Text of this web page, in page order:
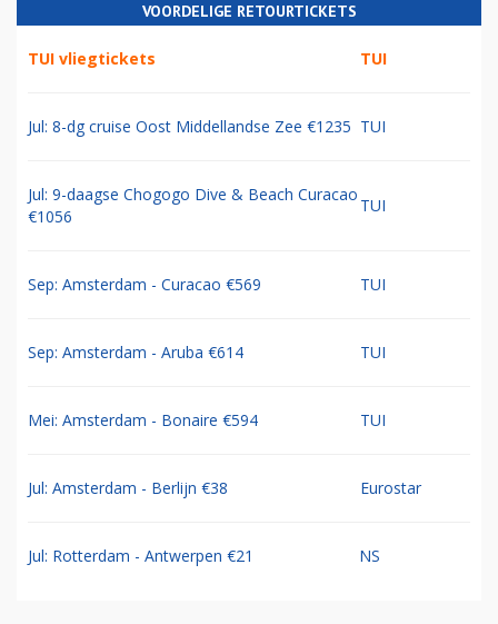
VOORDELIGE RETOURTICKETS
TUI vliegtickets TUI
Jul: 8-dg cruise Oost Middellandse Zee €1235 TUI
Jul: 9-daagse Chogogo Dive & Beach Curacao
€1056
TUI
Sep: Amsterdam - Curacao €569 TUI
Sep: Amsterdam - Aruba €614 TUI
Mei: Amsterdam - Bonaire €594 TUI
Jul: Amsterdam - Berlijn €38 Eurostar
Jul: Rotterdam - Antwerpen €21 NS